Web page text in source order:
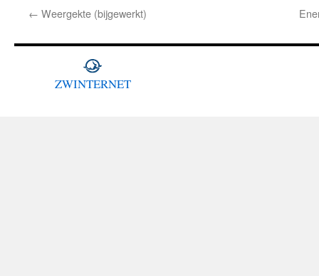
← Weergekte (bijgewerkt)
ZWINTERNET